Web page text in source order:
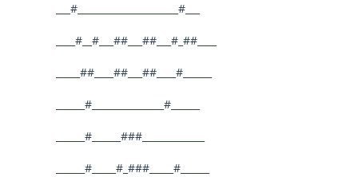
___#_____________________#___
____#__#___##___##___#_##____
_____##____##___##____#______
______#_______________#______
______#______###_____________
______#_____#_###_____#______